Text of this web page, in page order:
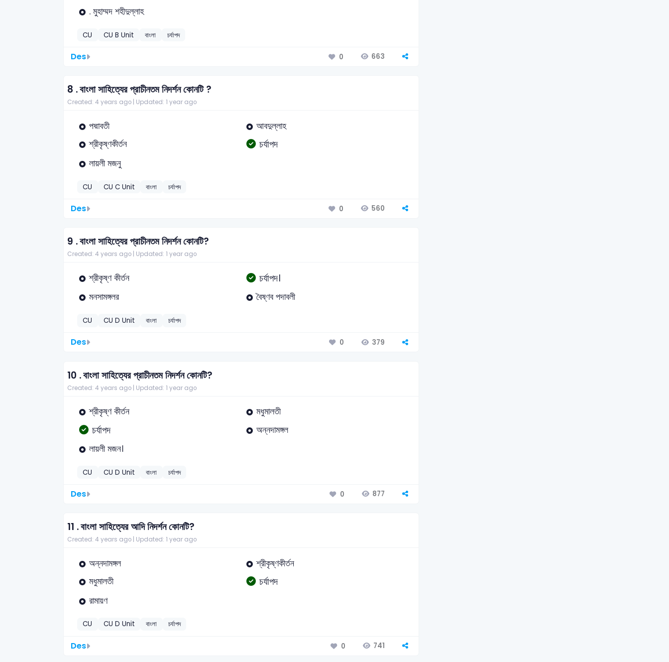
. মুহাম্মদ শহীদুল্লাহ
CU CU B Unit বাংলা চর্যাপদ
Des 0 663
8 .বাংলা সাহিত্যের প্রাচীনতম নিদর্শন কোনটি ?
Created: 4 years ago | Updated: 1 year ago
পদ্মাবতী
আবদুল্লাহ
শ্রীকৃষ্ণকীর্তন
চর্যাপদ
লায়লী মজনু
CU CU C Unit বাংলা চর্যাপদ
Des 0 560
9 .বাংলা সাহিত্যের প্রাচীনতম নিদর্শন কোনটি?
Created: 4 years ago | Updated: 1 year ago
শ্রীকৃষ্ণ কীর্তন চর্যাপদ।
মনসামঙ্গলর বৈষ্ণব পদাবলী
CU CU D Unit বাংলা চর্যাপদ
Des 0 379
10 .বাংলা সাহিত্যের প্রাচীনতম নিদর্শন কোনটি?
Created: 4 years ago | Updated: 1 year ago
শ্রীকৃষ্ণ কীর্তন মধুমালতী
চর্যাপদ
অন্নদামঙ্গল
লায়লী মজন।
CU CU D Unit বাংলা চর্যাপদ
Des 0 877
11 .বাংলা সাহিত্যের আদি নিদর্শন কোনটি?
Created: 4 years ago | Updated: 1 year ago
অন্নদামঙ্গল
শ্রীকৃষ্ণকীর্তন
মধুমালতী
চর্যাপদ
রামায়ণ
CU CU D Unit বাংলা চর্যাপদ
Des 0 741